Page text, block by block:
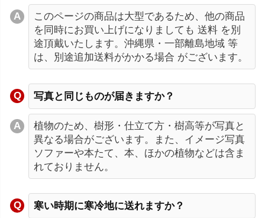
このページの商品は大型であるため、他の商品
を同時にお買い上げになりましても 送料 を別
途頂戴いたします。沖縄県・一部離島地域 等
は、別途追加送料がかかる場合 がございます。
写真と同じものが届きますか？
植物のため、樹形・仕立て方・樹高等が写真と
異なる場合がございます。また、イメージ写真
ソファーや本たて、本、ほかの植物などは含ま
れておりません。
寒い時期に寒冷地に送れますか？